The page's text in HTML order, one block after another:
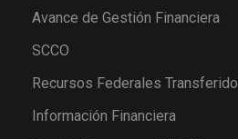
Avance de Gestión Financiera
SCCO
Recursos Federales Transferido
Información Financiera